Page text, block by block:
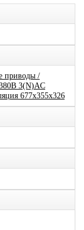
приводы /
3(N)AC
677x355x326